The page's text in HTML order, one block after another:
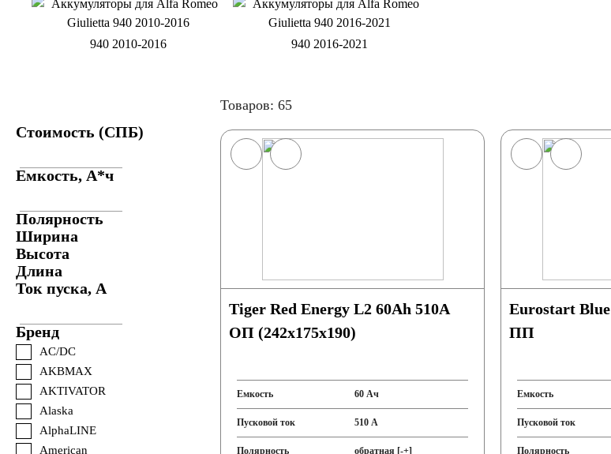
940 2010-2016 940 2016-2021
Стоимость (СПБ)
Емкость, А*ч
Полярность
Ширина
Высота
Длина
Ток пуска, А
Бренд
AC/DC
AKBMAX
AKTIVATOR
Alaska
AlphaLINE
American
Товаров: 65
Tiger Red Energy L2 60Ah 510A
ОП (242x175x190)
Емкость 60 Ач
Пусковой ток 510 А
Полярность обратная [-+]
Eurostart Blue EB601 60Ah 460A
ПП
Емкость
Пусковой ток
Полярность